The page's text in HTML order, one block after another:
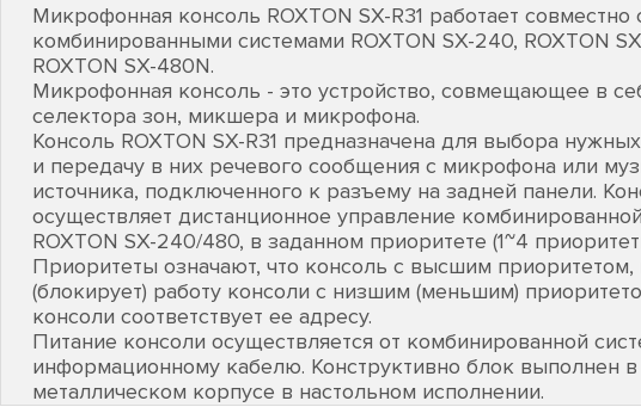
Микрофонная консоль ROXTON SX-R31 работает совместно
комбинированными системами ROXTON SX-240, ROXTON
ROXTON SX-480N.
Микрофонная консоль - это устройство, совмещающее в
селектора зон, микшера и микрофона.
Консоль ROXTON SX-R31 предназначена для выбора
и передачу в них речевого сообщения с микрофона или
источника, подключенного к разъему на задней панели.
осуществляет дистанционное управление
ROXTON SX-240/480, в заданном приоритете (1~4
Приоритеты означают, что консоль с высшим
(блокирует) работу консоли с низшим (меньшим)
консоли соответствует ее адресу.
Питание консоли осуществляется от комбинированной
информационному кабелю. Конструктивно блок выполнен в
металлическом корпусе в настольном исполнении.